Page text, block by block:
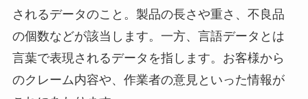
されるデータのこと。製品の長さや重さ、不良品
の個数などが該当します。一方、言語データとは
言葉で表現されるデータを指します。お客様から
のクレーム内容や、作業者の意見といった情報が